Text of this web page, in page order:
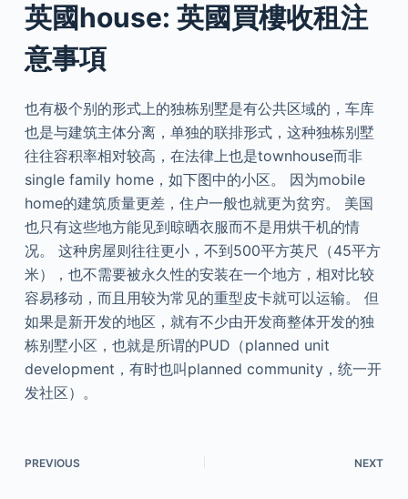
英國house: 英國買樓收租注
意事項
也有极个别的形式上的独栋别墅是有公共区域的，车库
也是与建筑主体分离，单独的联排形式，这种独栋别墅
往往容积率相对较高，在法律上也是townhouse而非
single family home，如下图中的小区。 因为mobile
home的建筑质量更差，住户一般也就更为贫穷。 美国
也只有这些地方能见到晾晒衣服而不是用烘干机的情
况。 这种房屋则往往更小，不到500平方英尺（45平方
米），也不需要被永久性的安装在一个地方，相对比较
容易移动，而且用较为常见的重型皮卡就可以运输。 但
如果是新开发的地区，就有不少由开发商整体开发的独
栋别墅小区，也就是所谓的PUD（planned unit
development，有时也叫planned community，统一开
发社区）。
PREVIOUS NEXT